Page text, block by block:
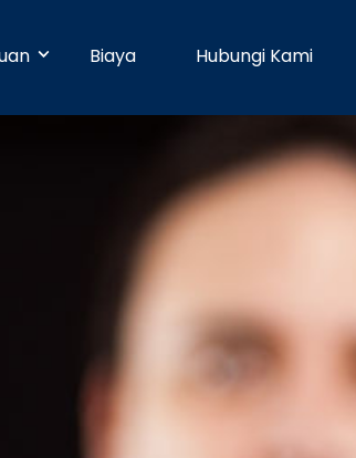
mudah.
pilihan metode pembayaran,
Anda dapat membayar
dan tingkatkan penjualan
tanpa pengaturan teknis.
Biaya Hubungi Kami